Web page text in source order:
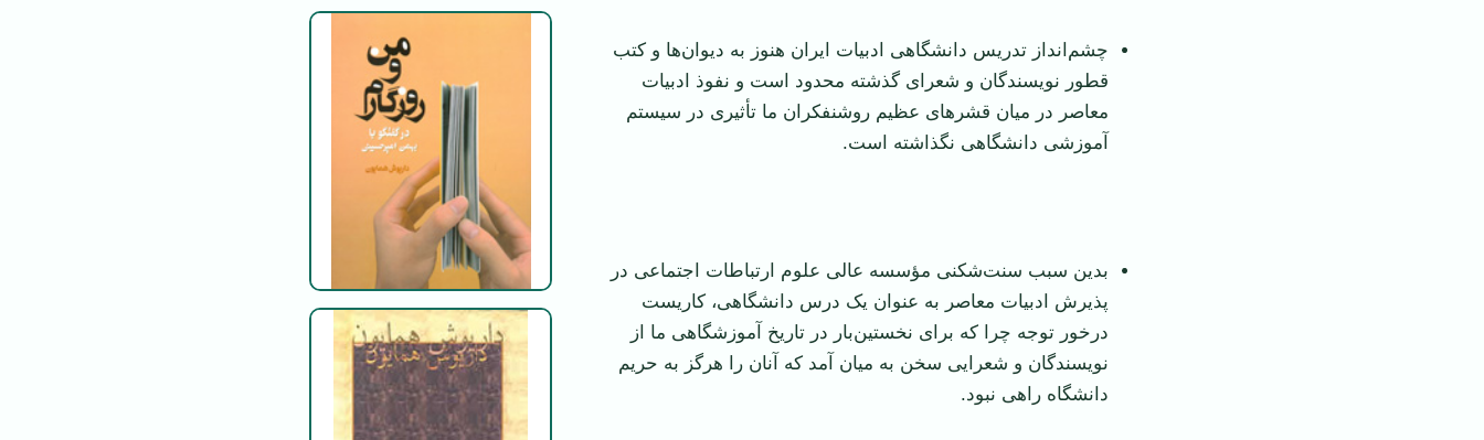
چشم‌انداز تدریس دانشگاهی ادبیات ایران هنوز به دیوان‌ها و کتب
قطور نویسندگان و شعرای گذشته محدود است و نفوذ ادبیات
معاصر در میان قشرهای عظیم روشنفکران ما تأثیری در سیستم
آموزشی دانشگاهی نگذاشته است.
بدین سبب سنت‌شکنی مؤسسه عالی علوم ارتباطات اجتماعی در
پذیرش ادبیات معاصر به عنوان یک درس دانشگاهی، کاریست
درخور توجه چرا که برای نخستین‌بار در تاریخ آموزشگاهی ما از
نویسندگان و شعرایی سخن به میان آمد که آنان را هرگز به حریم
دانشگاه راهی نبود.